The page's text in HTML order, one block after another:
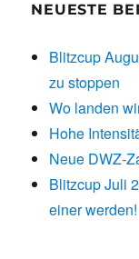
NEUESTE
Blitzcup
zu stoppen
Wo landen
Hohe
Neue DWZ-
Blitzcup Juli
einer werden!